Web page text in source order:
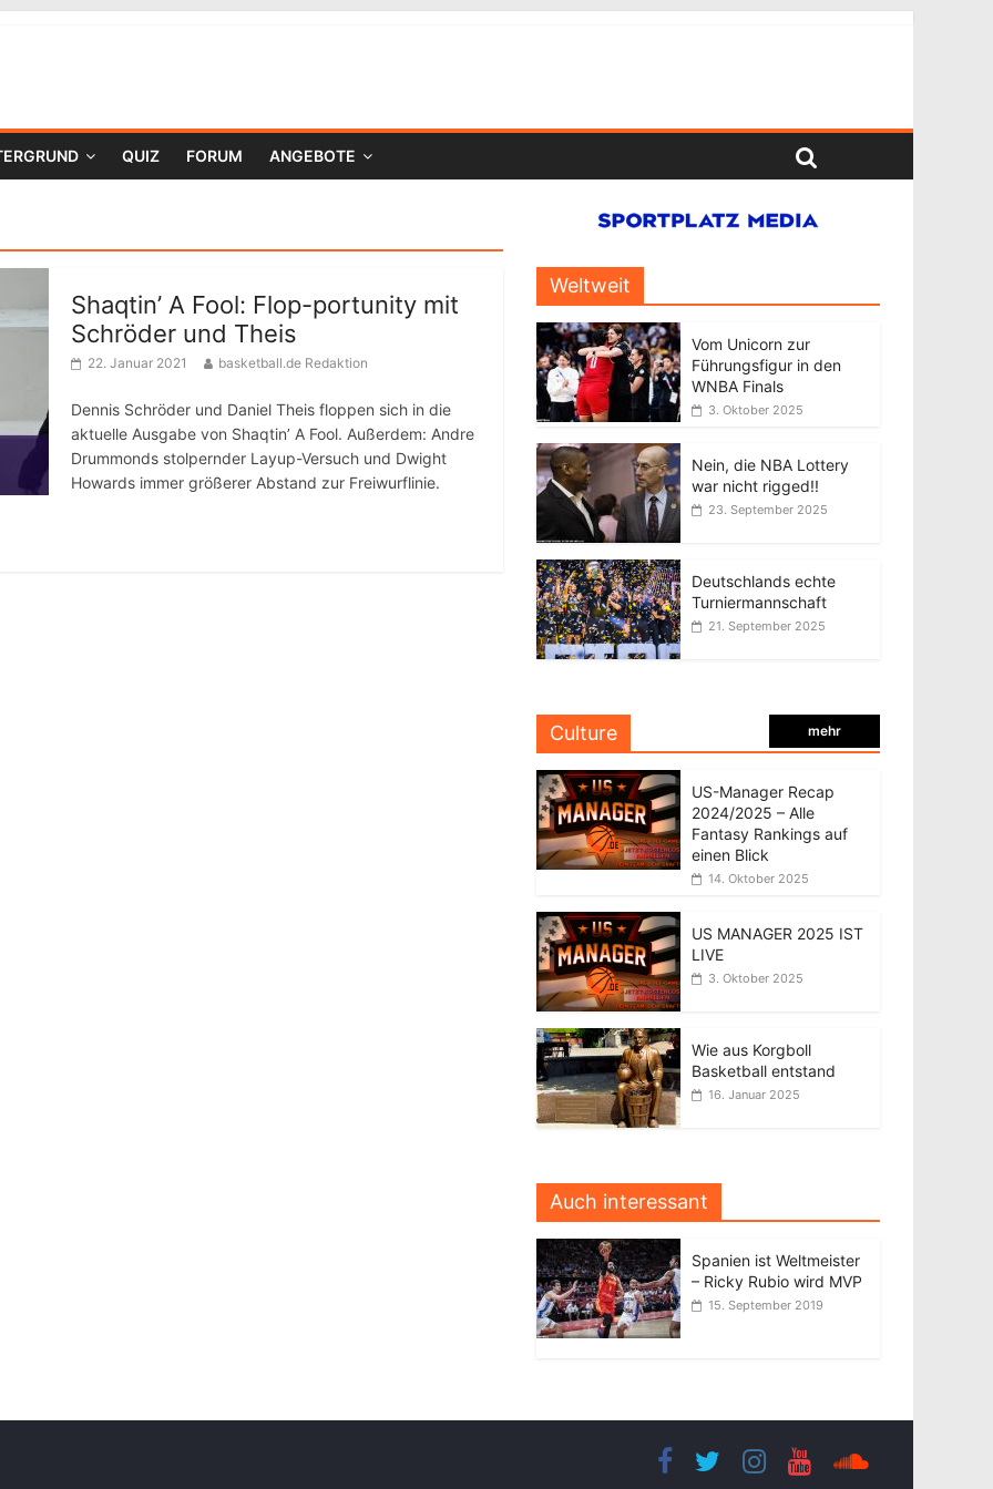
QUIZ FORUM ANGEBOTE
Shaqtin’ A Fool: Flop-portunity mit
Schröder und Theis
22. Januar 2021 basketball.de Redaktion
Dennis Schröder und Daniel Theis floppen sich in die
aktuelle Ausgabe von Shaqtin’ A Fool. Außerdem: Andre
Drummonds stolpernder Layup-Versuch und Dwight
Howards immer größerer Abstand zur Freiwurflinie.
Weltweit
Vom Unicorn zur
Führungsfigur in den
WNBA Finals
3. Oktober 2025
Nein, die NBA Lottery
war nicht rigged!!
23. September 2025
Deutschlands echte
Turniermannschaft
21. September 2025
Culture mehr
US-Manager Recap
2024/2025 – Alle
Fantasy Rankings auf
einen Blick
14. Oktober 2025
US MANAGER 2025 IST
LIVE
3. Oktober 2025
Wie aus Korgboll
Basketball entstand
16. Januar 2025
Auch interessant
Spanien ist Weltmeister
– Ricky Rubio wird MVP
15. September 2019